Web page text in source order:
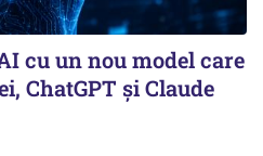
cu un nou model care
ChatGPT și Claude